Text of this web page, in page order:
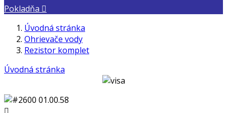
Pokladňa 
Úvodná stránka
Ohrievače vody
Rezistor komplet
Úvodná stránka